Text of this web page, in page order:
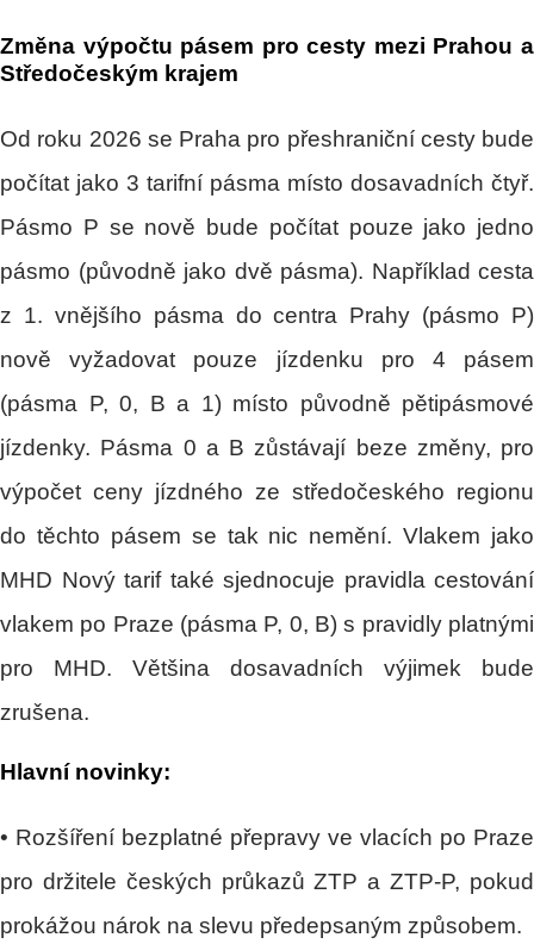
Změna výpočtu pásem pro cesty mezi Prahou a
Středočeským krajem
Od roku 2026 se Praha pro přeshraniční cesty bude
počítat jako 3 tarifní pásma místo dosavadních čtyř.
Pásmo P se nově bude počítat pouze jako jedno
pásmo (původně jako dvě pásma). Například cesta
z 1. vnějšího pásma do centra Prahy (pásmo P)
nově vyžadovat pouze jízdenku pro 4 pásem
(pásma P, 0, B a 1) místo původně pětipásmové
jízdenky. Pásma 0 a B zůstávají beze změny, pro
výpočet ceny jízdného ze středočeského regionu
do těchto pásem se tak nic nemění. Vlakem jako
MHD Nový tarif také sjednocuje pravidla cestování
vlakem po Praze (pásma P, 0, B) s pravidly platnými
pro MHD. Většina dosavadních výjimek bude
zrušena.
Hlavní novinky:
• Rozšíření bezplatné přepravy ve vlacích po Praze
pro držitele českých průkazů ZTP a ZTP-P, pokud
prokážou nárok na slevu předepsaným způsobem.